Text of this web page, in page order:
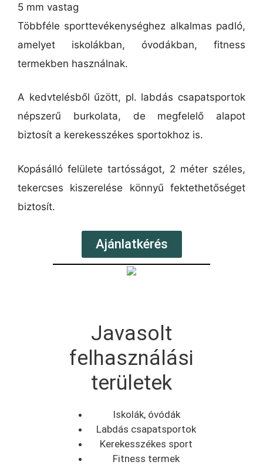
5 mm vastag
Többféle sporttevékenységhez alkalmas padló,
amelyet iskolákban, óvodákban, fitness
termekben használnak.
A kedvtelésből űzött, pl. labdás csapatsportok
népszerű burkolata, de megfelelő alapot
biztosít a kerekesszékes sportokhoz is.
Kopásálló felülete tartósságot, 2 méter széles,
tekercses kiszerelése könnyű fektethetőséget
biztosít.
Ajánlatkérés
Javasolt
felhasználási
területek
Iskolák, óvódák
Labdás csapatsportok
Kerekesszékes sport
Fitness termek